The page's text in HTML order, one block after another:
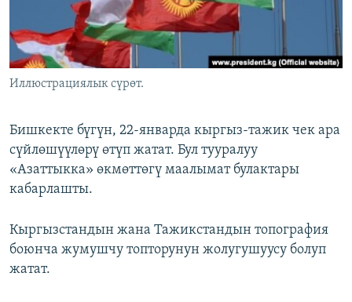
ЫҢГАЙСЫЗ СУРООЛОР
ЭЕ/АРнун бардык сайттары
Иллюстрациялык сүрөт.
Бишкекте бүгүн, 22-январда кыргыз-тажик чек ара
сүйлөшүүлөрү өтүп жатат. Бул тууралуу
«Азаттыкка» өкмөттөгү маалымат булактары
кабарлашты.
Кыргызстандын жана Тажикстандын топография
боюнча жумушчу топторунун жолугушуусу болуп
жатат.